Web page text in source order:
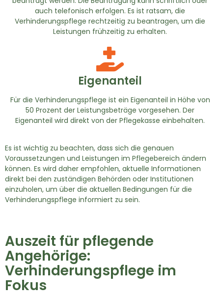
auch telefonisch erfolgen. Es ist ratsam, die
Verhinderungspflege rechtzeitig zu beantragen, um die
Leistungen frühzeitig zu erhalten.
Eigenanteil
Für die Verhinderungspflege ist ein Eigenanteil in Höhe von
50 Prozent der Leistungsbeträge vorgesehen. Der
Eigenanteil wird direkt von der Pflegekasse einbehalten.
Es ist wichtig zu beachten, dass sich die genauen
Voraussetzungen und Leistungen im Pflegebereich ändern
können. Es wird daher empfohlen, aktuelle Informationen
direkt bei den zuständigen Behörden oder Institutionen
einzuholen, um über die aktuellen Bedingungen für die
Verhinderungspflege informiert zu sein.
Auszeit für pflegende
Angehörige:
Verhinderungspflege im
Fokus